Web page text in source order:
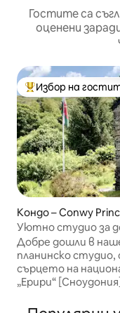
Гостите са
оценени
Най-популярен
Избор на
Кондо – Conwy
ea
Уютно студио за
Централна
Добре дошли в
планинско студио,
сърцето на
„Ерири“ [Сноудония]. Това
планината е